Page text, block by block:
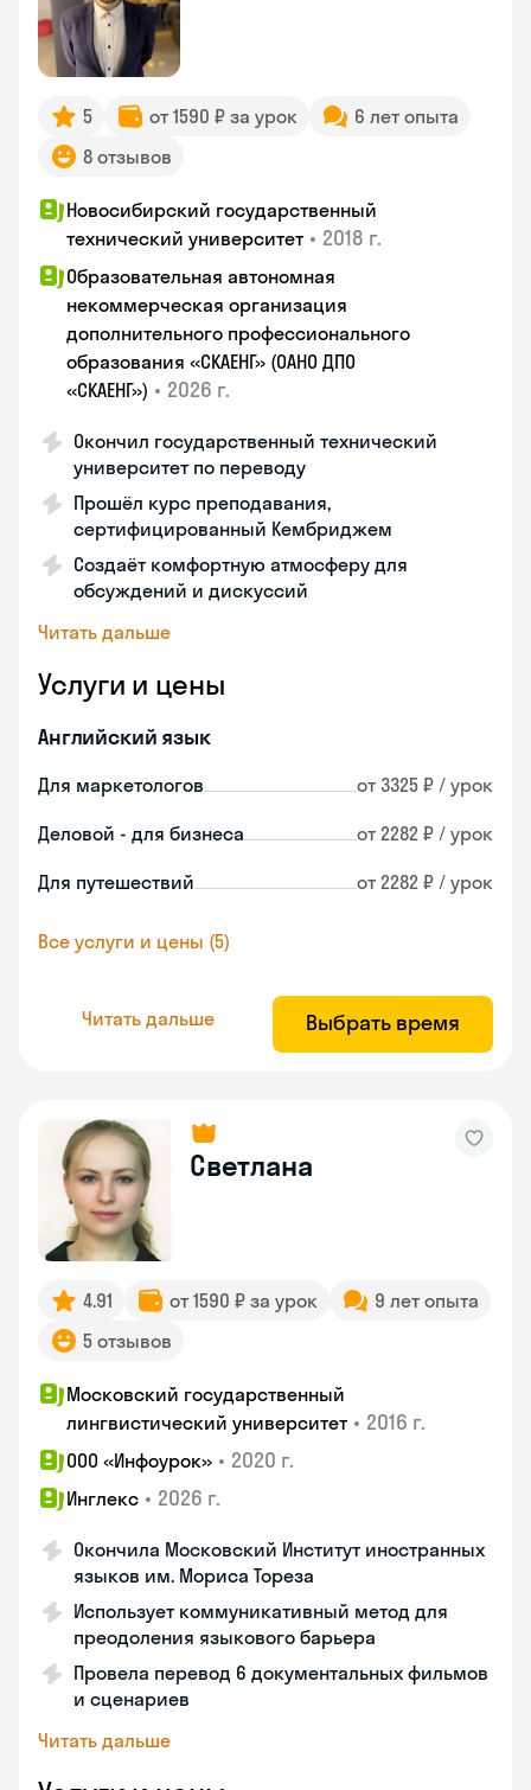
5 от 1590 ₽ за урок
6 лет опыта
8 отзывов
Новосибирский государственный
технический университет • 2018 г.
Образовательная автономная
некоммерческая организация
дополнительного профессионального
образования «СКАЕНГ» (ОАНО ДПО
«СКАЕНГ») • 2026 г.
Окончил государственный технический
университет по переводу
Прошёл курс преподавания,
сертифицированный Кембриджем
Создаёт комфортную атмосферу для
обсуждений и дискуссий
Читать дальше
Услуги и цены
Английский язык
Для маркетологов от 3325 ₽ / урок
Деловой - для бизнеса от 2282 ₽ / урок
Для путешествий от 2282 ₽ / урок
Все услуги и цены (5)
Читать дальше Выбрать время
Светлана
4.91 от 1590 ₽ за урок
9 лет опыта
5 отзывов
Московский государственный
лингвистический университет • 2016 г.
ООО «Инфоурок» • 2020 г.
Инглекс • 2026 г.
Окончила Московский Институт иностранных
языков им. Мориса Тореза
Использует коммуникативный метод для
преодоления языкового барьера
Провела перевод 6 документальных фильмов
и сценариев
Читать дальше